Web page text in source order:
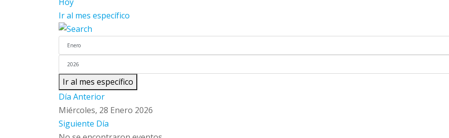
Ir al mes específico
Ir al mes específico
Día Anterior
Miércoles, 28 Enero 2026
Siguiente Día